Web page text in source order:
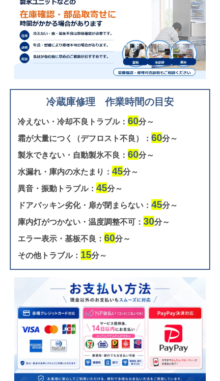
冷蔵庫修理 作業時間の目安
冷えない・冷却不良トラブル： 60分～
霜が大量につく（デフロスト不良）： 60分～
製氷できない・自動製氷不良： 60分～
水漏れ・庫内の水たまり： 45分～
異音・振動トラブル： 45分～
ドアパッキン劣化・扉が閉まらない： 45分～
庫内灯がつかない・温度調整不可： 30分～
エラー表示・基板不良： 60分～
その他トラブル： 15分～